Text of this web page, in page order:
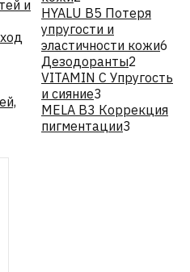
и
HYALU В5 Потеря
упругости и
эластичности кожи6
Дезодоранты2
VITAMIN C Упругость
и сияние3
MELA B3 Коррекция
пигментации3